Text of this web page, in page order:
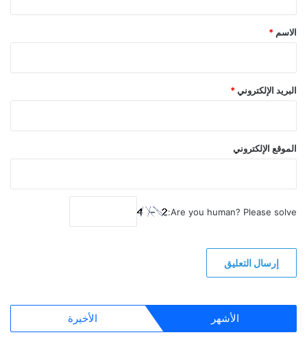
*
الاسم *
البريد الإلكتروني *
الموقع الإلكتروني
Are you human? Please solve:
الأشهر الأخيرة